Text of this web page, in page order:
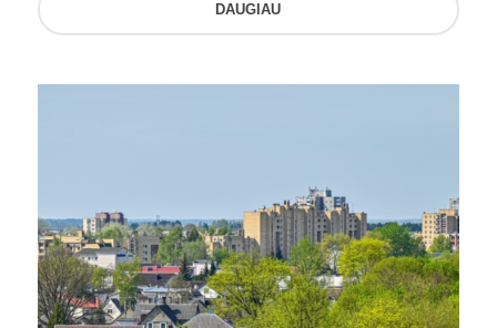
DAUGIAU